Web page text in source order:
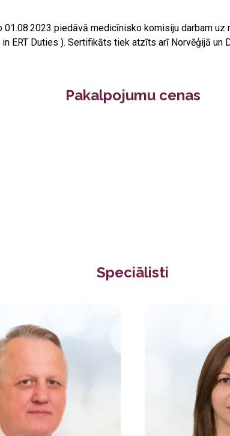
piedāvā medicīnisko komisiju darbam
ERT Duties ). Sertifikāts tiek atzīts arī Norvēģijā un
Pakalpojumu cenas
Speciālisti